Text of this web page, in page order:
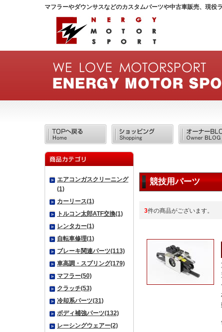
マフラーやダウンサスなどのカスタムパーツや中古車販売、現役
エアコンガスクリーニング
(1)
カーリース(1)
トルコン太郎ATF交換(1)
レンタカー(1)
自転車修理(1)
ブレーキ関連パーツ(113)
車高調・スプリング(179)
マフラー(50)
クラッチ(53)
冷却系パーツ(31)
ボディ補強パーツ(132)
レーシングウェアー(2)
競技用パーツ
3件の商品がございます。